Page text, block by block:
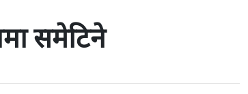
समेटिने